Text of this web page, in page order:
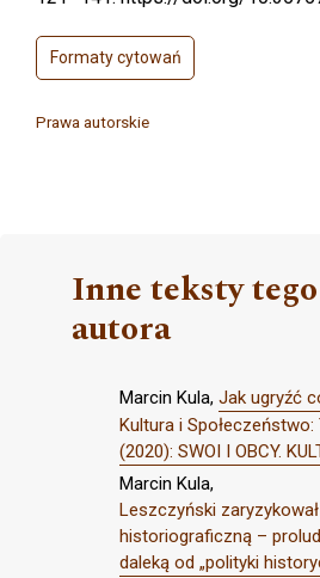
Formaty cytowań
Prawa autorskie
Inne teksty
autora
Marcin Kula, Jak ugryźć
Kultura i Społeczeństwo:
(2020): SWOI I OBCY.
Marcin Kula,
Leszczyński
historiograficzną –
daleką od „polityki